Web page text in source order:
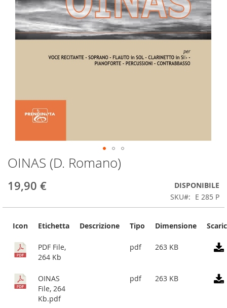
Skip
to
the
beginning
the
images
gallery
OINAS (D. Romano)
19,90 €
DISPONIBILE
SKU
E 285 P
Icon Etichetta Descrizione Tipo Dimensione
PDF File,
264 Kb
pdf 263 KB
OINAS
File, 264
Kb.pdf
pdf 263 KB